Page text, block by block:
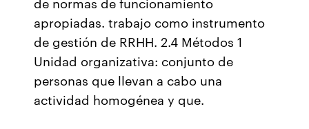
apropiadas. trabajo como instrumento
de gestión de RRHH. 2.4 Métodos 1
Unidad organizativa: conjunto de
personas que llevan a cabo una
actividad homogénea y que.